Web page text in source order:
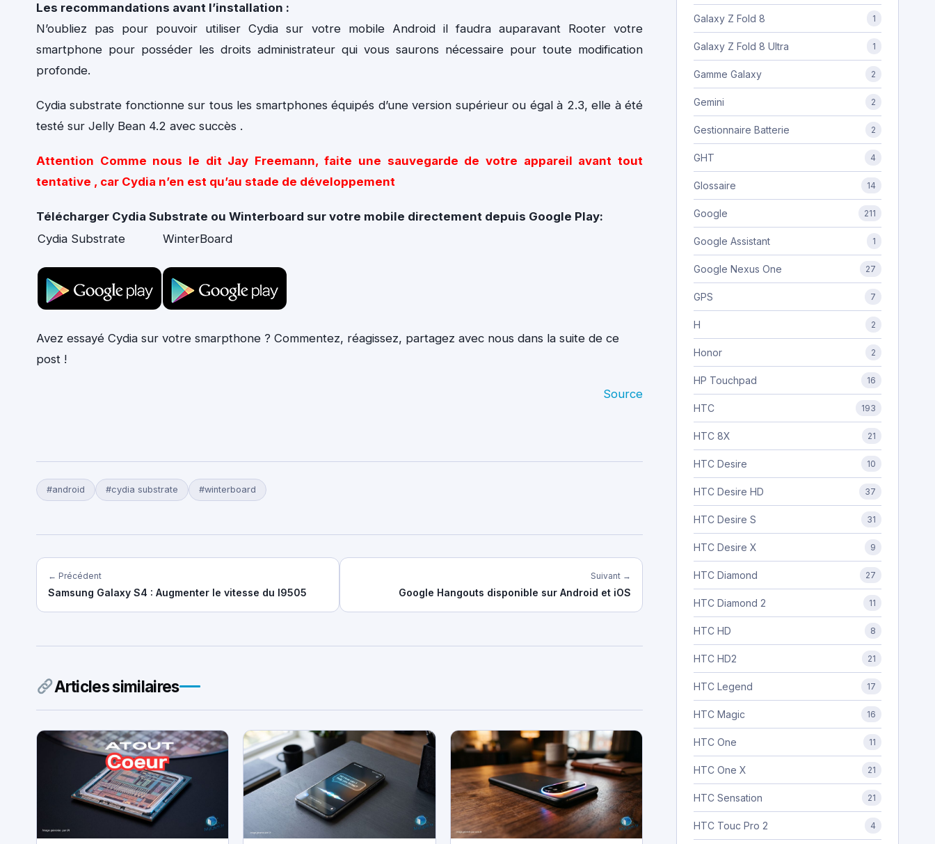
Les recommandations avant l’installation :
N’oubliez pas pour pouvoir utiliser Cydia sur votre mobile Android il faudra auparavant Rooter votre
smartphone pour posséder les droits administrateur qui vous saurons nécessaire pour toute modification
profonde.
Cydia substrate fonctionne sur tous les smartphones équipés d’une version supérieur ou égal à 2.3, elle à été
testé sur Jelly Bean 4.2 avec succès .
Attention Comme nous le dit Jay Freemann, faite une sauvegarde de votre appareil avant tout
tentative , car Cydia n’en est qu’au stade de développement
Télécharger Cydia Substrate ou Winterboard sur votre mobile directement depuis Google Play:
Cydia Substrate
WinterBoard
Avez essayé Cydia sur votre smarpthone ? Commentez, réagissez, partagez avec nous dans la suite de ce
post !
Source
#android #cydia substrate #winterboard
← Précédent
Samsung Galaxy S4 : Augmenter le vitesse du I9505
Suivant →
Google Hangouts disponible sur Android et iOS
Articles similaires
Galaxy Z Fold 8 1
Galaxy Z Fold 8 Ultra 1
Gamme Galaxy 2
Gemini 2
Gestionnaire Batterie 2
GHT 4
Glossaire 14
Google 211
Google Assistant 1
Google Nexus One 27
GPS 7
H 2
Honor 2
HP Touchpad 16
HTC 193
HTC 8X 21
HTC Desire 10
HTC Desire HD 37
HTC Desire S 31
HTC Desire X 9
HTC Diamond 27
HTC Diamond 2 11
HTC HD 8
HTC HD2 21
HTC Legend 17
HTC Magic 16
HTC One 11
HTC One X 21
HTC Sensation 21
HTC Touc Pro 2 4